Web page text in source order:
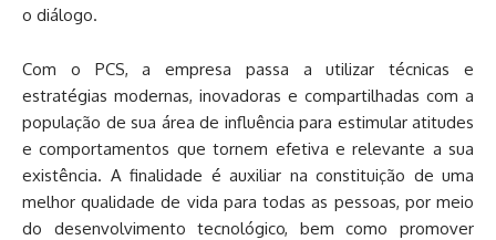
o diálogo.
Com o PCS, a empresa passa a utilizar técnicas e
estratégias modernas, inovadoras e compartilhadas com a
população de sua área de influência para estimular atitudes
e comportamentos que tornem efetiva e relevante a sua
existência. A finalidade é auxiliar na constituição de uma
melhor qualidade de vida para todas as pessoas, por meio
do desenvolvimento tecnológico, bem como promover